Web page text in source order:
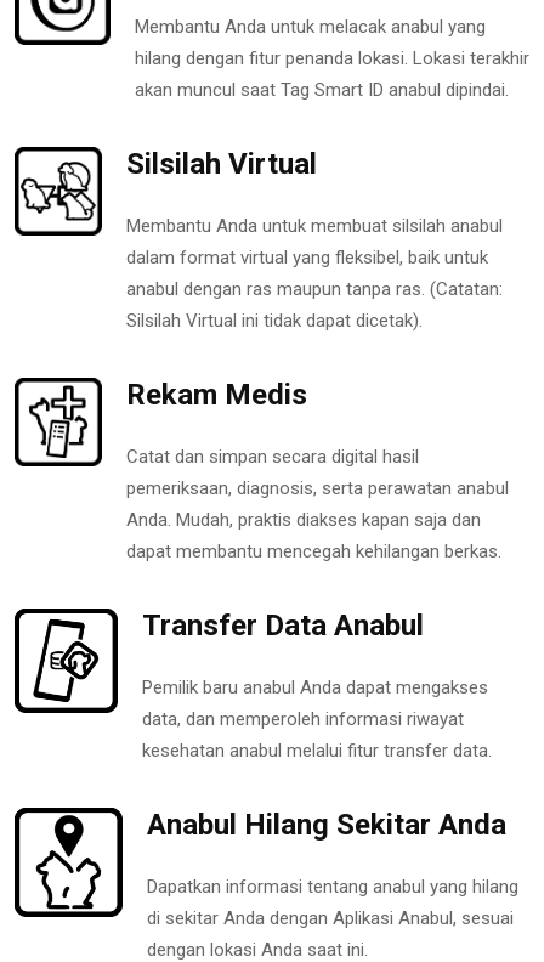
Membantu Anda untuk melacak anabul yang
hilang dengan fitur penanda lokasi. Lokasi terakhir
akan muncul saat Tag Smart ID anabul dipindai.
Silsilah Virtual
Membantu Anda untuk membuat silsilah anabul
dalam format virtual yang fleksibel, baik untuk
anabul dengan ras maupun tanpa ras. (Catatan:
Silsilah Virtual ini tidak dapat dicetak).
Rekam Medis
Catat dan simpan secara digital hasil
pemeriksaan, diagnosis, serta perawatan anabul
Anda. Mudah, praktis diakses kapan saja dan
dapat membantu mencegah kehilangan berkas.
Transfer Data Anabul
Pemilik baru anabul Anda dapat mengakses
data, dan memperoleh informasi riwayat
kesehatan anabul melalui fitur transfer data.
Anabul Hilang Sekitar Anda
Dapatkan informasi tentang anabul yang hilang
di sekitar Anda dengan Aplikasi Anabul, sesuai
dengan lokasi Anda saat ini.